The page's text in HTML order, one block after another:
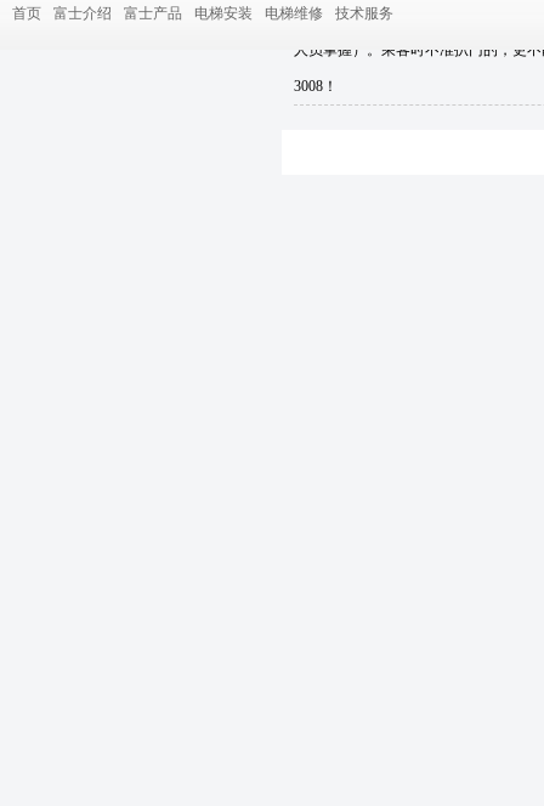
回复留言：(日期:2011-07-16 09:55:39)
人员掌握）。乘客时不准扒门的，更
3008！
首页 富士介绍 富士产品 电梯安装 电梯维修 技术服务